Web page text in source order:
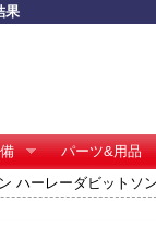
果
パーツ&用品
ハーレーダビットソ